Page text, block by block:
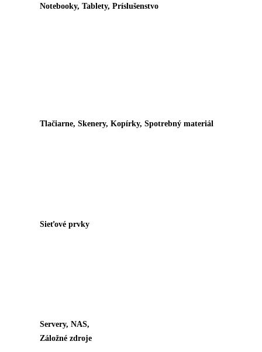
Notebooky, Tablety, Príslušenstvo
Tlačiarne, Skenery, Kopírky, Spotrebný materiál
Sieťové prvky
Servery, NAS,
Záložné zdroje